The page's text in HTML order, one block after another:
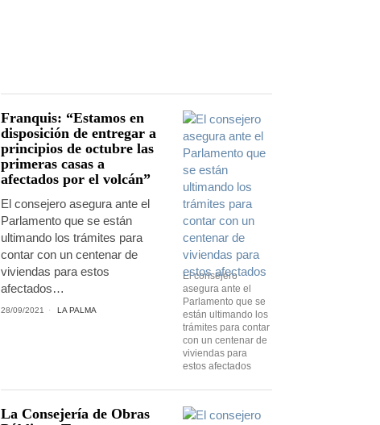
El consejero
asegura ante el
Parlamento que se
están ultimando los
trámites para contar
con un centenar de
viviendas para
estos afectados
Franquis: “Estamos en
disposición de entregar a
principios de octubre las
primeras casas a
afectados por el volcán”
El consejero asegura ante el
Parlamento que se están
ultimando los trámites para
contar con un centenar de
viviendas para estos
afectados…
28/09/2021 LA PALMA
La Consejería de Obras